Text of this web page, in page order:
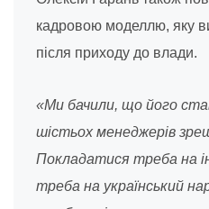
кадровою моделлю, яку
після приходу до влади.
«Ми бачили, що його
шістьох менеджерів
Покладатися треба на
треба на український